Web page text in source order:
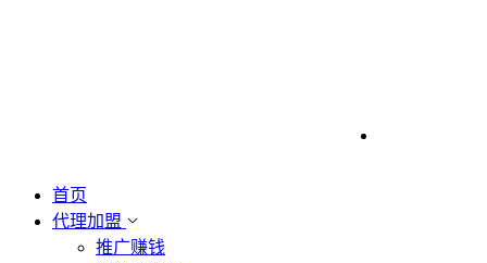
首页
代理加盟
推广赚钱